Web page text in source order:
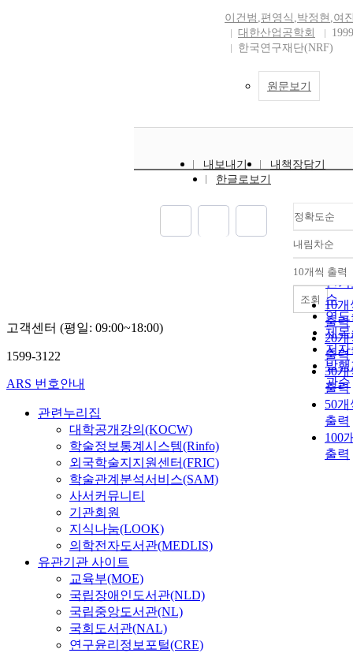
이건범 ,편영식 ,박정현 ,여
대한산업공학회
1999
한국연구재단(NRF)
원문보기
내보내기
내책장담기
한글로보기
정확도순
정확
순
인기
순
연도
제목
저
발행
관순
내림차순
내
10개씩 출력
10개
출력
20개
출력
30개
출력
50개
출력
100
출력
조회
고객센터 (평일: 09:00~18:00)
1599-3122
ARS 번호안내
관련누리집
대학공개강의(KOCW)
학술정보통계시스템(Rinfo)
외국학술지지원센터(FRIC)
학술관계분석서비스(SAM)
사서커뮤니티
기관회원
지식나눔(LOOK)
의학전자도서관(MEDLIS)
유관기관 사이트
교육부(MOE)
국립장애인도서관(NLD)
국립중앙도서관(NL)
국회도서관(NAL)
연구윤리정보포털(CRE)